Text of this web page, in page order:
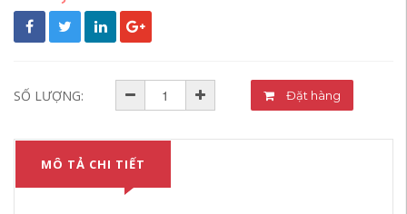
SỐ LƯỢNG: Đặt hàng
MÔ TẢ CHI TIẾT